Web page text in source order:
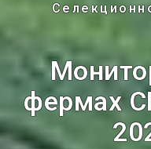
фермах